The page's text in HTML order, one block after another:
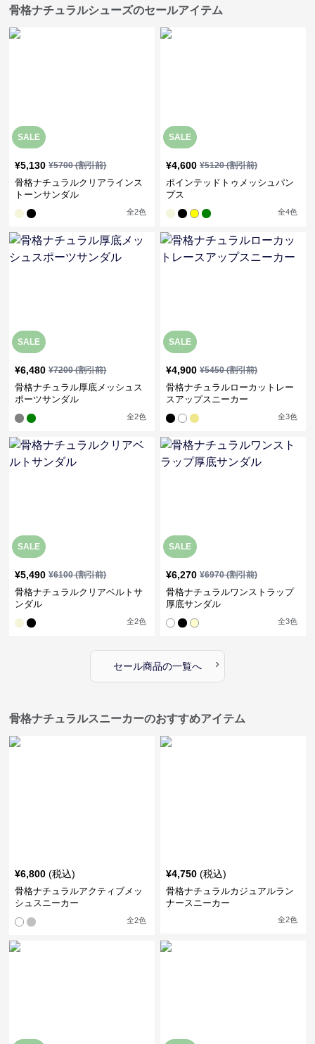
骨格ナチュラルシューズのセールアイテム
SALE
¥5,130 ¥5700(割引前)
骨格ナチュラルクリアラインス
トーンサンダル
全2色
SALE
¥4,600 ¥5120(割引前)
ポインテッドトゥメッシュパン
プス
全4色
SALE
¥6,480 ¥7200(割引前)
骨格ナチュラル厚底メッシュス
ポーツサンダル
全2色
SALE
¥4,900 ¥5450(割引前)
骨格ナチュラルローカットレー
スアップスニーカー
全3色
SALE
¥5,490 ¥6100(割引前)
骨格ナチュラルクリアベルトサ
ンダル
全2色
SALE
¥6,270 ¥6970(割引前)
骨格ナチュラルワンストラップ
厚底サンダル
全3色
セール商品の一覧へ ›
骨格ナチュラルスニーカーのおすすめアイテム
¥6,800 (税込)
骨格ナチュラルアクティブメッ
シュスニーカー
全2色
¥4,750 (税込)
骨格ナチュラルカジュアルラン
ナースニーカー
全2色